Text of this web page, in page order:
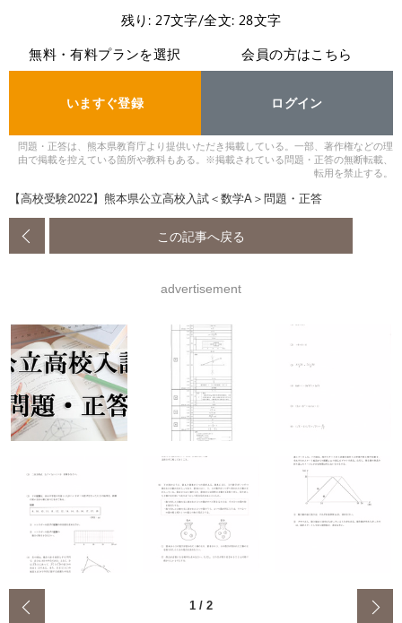
残り: 27文字/全文: 28文字
無料・有料プランを選択
いますぐ登録
会員の方はこちら
ログイン
問題・正答は、熊本県教育庁より提供いただき掲載している。一部、著作権などの理
由で掲載を控えている箇所や教科もある。※掲載されている問題・正答の無断転載、
転用を禁止する。
【高校受験2022】熊本県公立高校入試＜数学A＞問題・正答
この記事へ戻る
advertisement
1 / 2